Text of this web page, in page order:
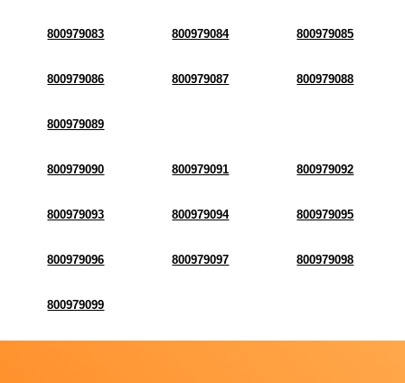
800979083 800979084 800979085
800979086 800979087 800979088
800979089
800979090 800979091 800979092
800979093 800979094 800979095
800979096 800979097 800979098
800979099